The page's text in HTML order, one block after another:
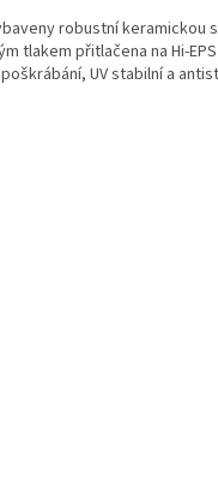
robustní keramickou
tlakem přitlačena na Hi-
UV stabilní a